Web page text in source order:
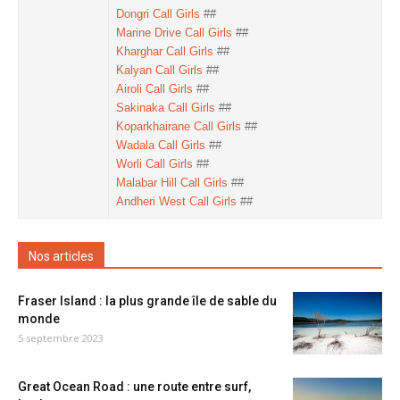
Dongri Call Girls ##
Marine Drive Call Girls ##
Kharghar Call Girls ##
Kalyan Call Girls ##
Airoli Call Girls ##
Sakinaka Call Girls ##
Koparkhairane Call Girls ##
Wadala Call Girls ##
Worli Call Girls ##
Malabar Hill Call Girls ##
Andheri West Call Girls ##
Nos articles
Fraser Island : la plus grande île de sable du
monde
5 septembre 2023
Great Ocean Road : une route entre surf,